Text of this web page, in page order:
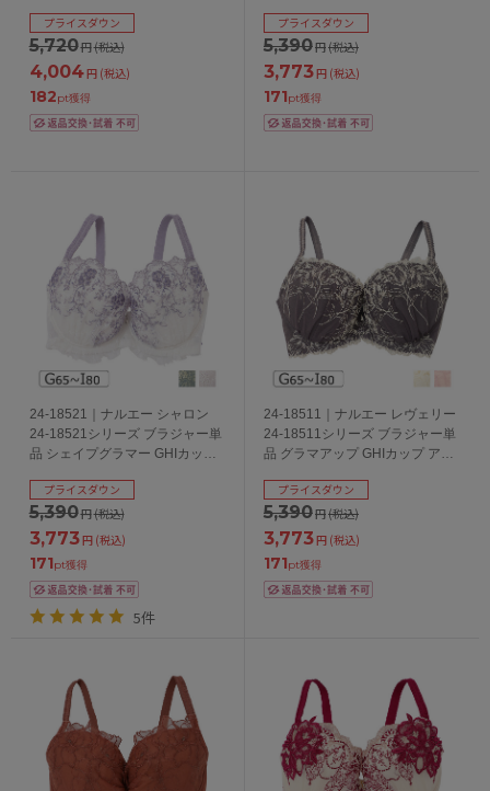
5,720円(税込)
プライスダウン
4,004円 (税込)
182pt獲得
5,390円(税込)
プライスダウン
3,773円 (税込)
171pt獲得
24-18521｜ナルエー シャロン
24-18521シリーズ ブラジャー単
品 シェイプグラマー GHIカップ
5,390円(税込)
プライスダウン
3,773円 (税込)
171pt獲得
5件
24-18511｜ナルエー レヴェリー
24-18511シリーズ ブラジャー単
品 グラマアップ GHIカップ アン
5,390円(税込)
プライスダウン
3,773円 (税込)
171pt獲得